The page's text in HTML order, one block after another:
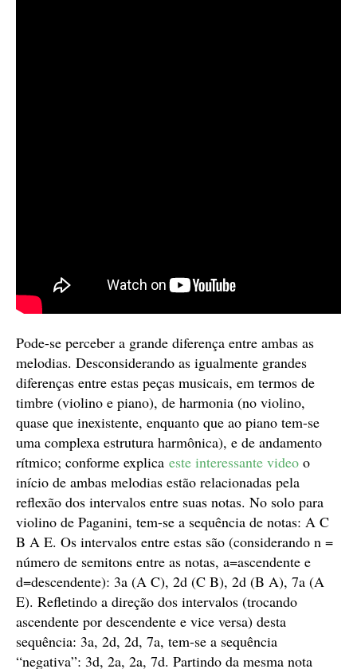
Pode-se perceber a grande diferença entre ambas as
melodias. Desconsiderando as igualmente grandes
diferenças entre estas peças musicais, em termos de
timbre (violino e piano), de harmonia (no violino,
quase que inexistente, enquanto que ao piano tem-se
uma complexa estrutura harmônica), e de andamento
rítmico; conforme explica este interessante video o
início de ambas melodias estão relacionadas pela
reflexão dos intervalos entre suas notas. No solo para
violino de Paganini, tem-se a sequência de notas: A C
B A E. Os intervalos entre estas são (considerando n =
número de semitons entre as notas, a=ascendente e
d=descendente): 3a (A C), 2d (C B), 2d (B A), 7a (A
E). Refletindo a direção dos intervalos (trocando
ascendente por descendente e vice versa) desta
sequência: 3a, 2d, 2d, 7a, tem-se a sequência
“negativa”: 3d, 2a, 2a, 7d. Partindo da mesma nota